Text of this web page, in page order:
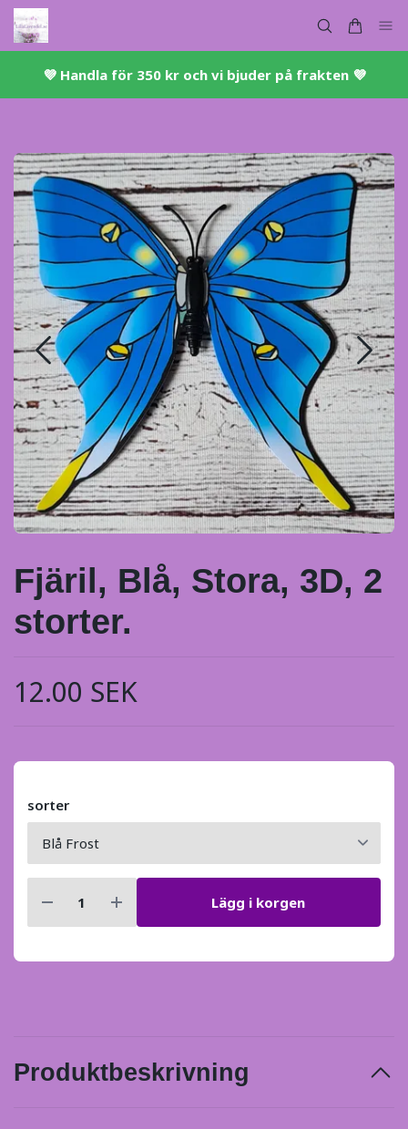
💜 ​Handla för 350 kr och vi bjuder på frakten 💜​
Fjäril, Blå, Stora, 3D, 2
storter.
12.00 SEK
sorter
Lägg i korgen
Produktbeskrivning